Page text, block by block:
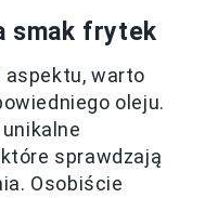
smak frytek
aspektu, warto
oleju.
sprawdzają
Osobiście